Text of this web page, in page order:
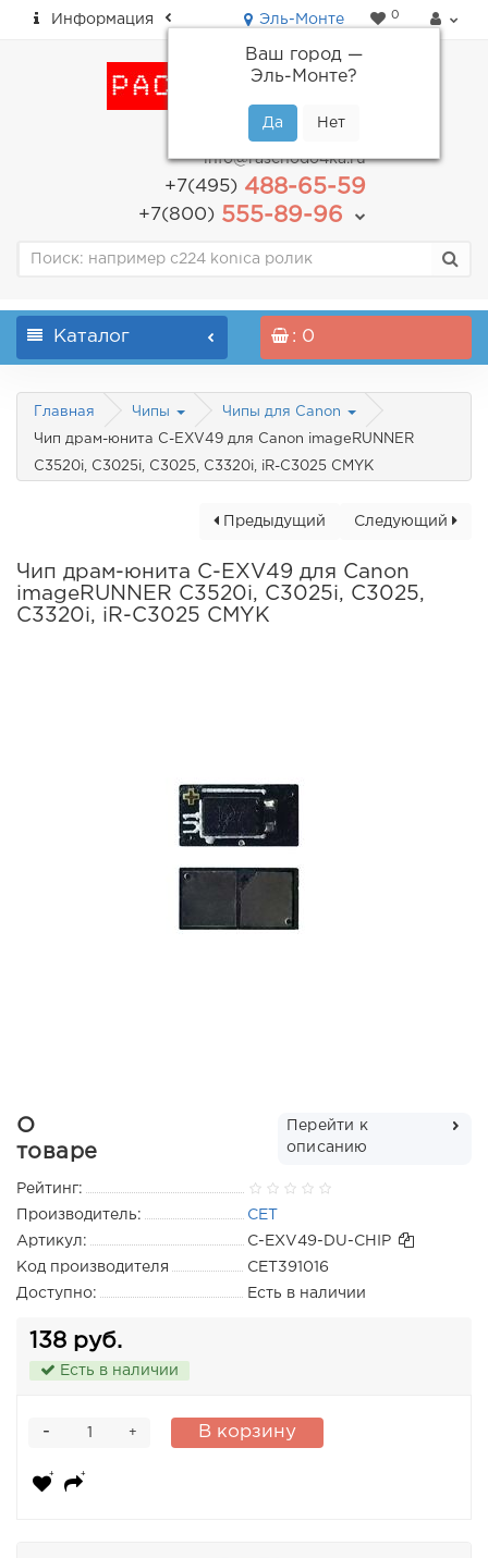
Информация Эль-Монте
Ваш город —
Эль-Монте?
0
пн-пт: с 9.00 до 18.00
info@raschodo4ka.ru
+7(495)488-65-59
+7(800)555-89-96
Каталог : 0
Главная Чипы Чипы для Canon
Чип драм-юнита C-EXV49 для Canon imageRUNNER
C3520i, C3025i, C3025, C3320i, iR-C3025 CMYK
Следующий
Предыдущий
Чип драм-юнита C-EXV49 для Canon
imageRUNNER C3520i, C3025i, C3025,
C3320i, iR-C3025 CMYK
О
товаре
Перейти к
описанию
Рейтинг:
Производитель:
CET
Артикул:
C-EXV49-DU-CHIP
Код производителя
CET391016
Доступно:
Есть в наличии
138 руб.
Есть в наличии
+
- В корзину